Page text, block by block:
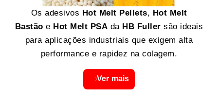
Os adesivos Hot Melt Pellets, Hot Melt
Bastão e Hot Melt PSA da HB Fuller são ideais
para aplicações industriais que exigem alta
performance e rapidez na colagem.
Ver mais